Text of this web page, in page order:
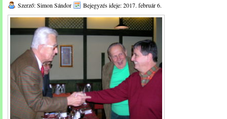
Szerző: Simon Sándor Bejegyzés ideje: 2017. február 6.